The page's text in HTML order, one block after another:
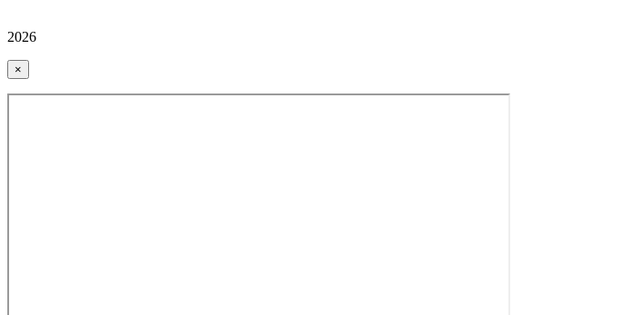
2026
×